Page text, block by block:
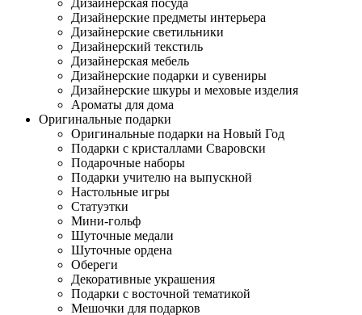
Дизайнерская посуда
Дизайнерские предметы интерьера
Дизайнерские светильники
Дизайнерский текстиль
Дизайнерская мебель
Дизайнерские подарки и сувениры
Дизайнерские шкуры и меховые изделия
Ароматы для дома
Оригинальные подарки
Оригинальные подарки на Новый Год
Подарки с кристаллами Сваровски
Подарочные наборы
Подарки учителю на выпускной
Настольные игры
Статуэтки
Мини-гольф
Шуточные медали
Шуточные ордена
Обереги
Декоративные украшения
Подарки с восточной тематикой
Мешочки для подарков